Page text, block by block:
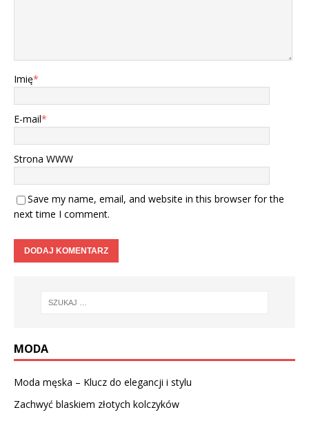
Imię*
E-mail*
Strona WWW
Save my name, email, and website in this browser for the
next time I comment.
MODA
Moda męska – Klucz do elegancji i stylu
Zachwyć blaskiem złotych kolczyków